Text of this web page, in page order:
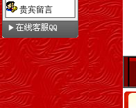
贵宾留言